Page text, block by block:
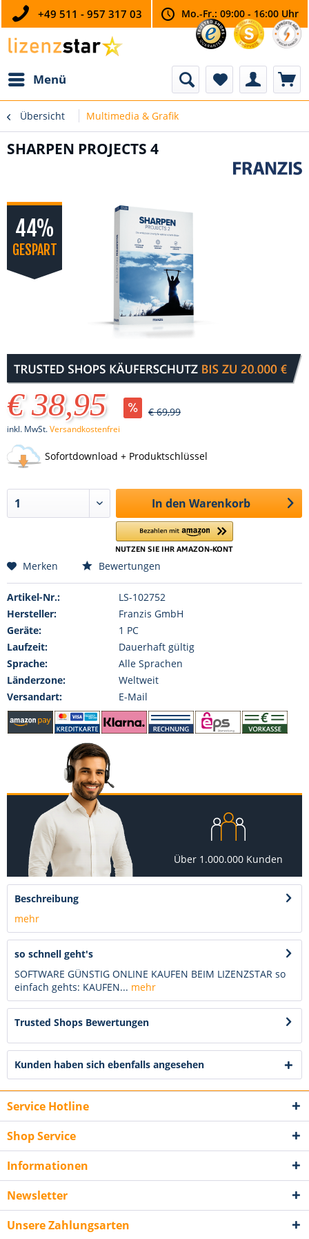
+49 511 - 957 317 03 Mo.-Fr.: 09:00 - 16:00 Uhr
Menü
Übersicht Multimedia & Grafik
SHARPEN PROJECTS 4
44%
GESPART
€ 38,95 € 69,99
inkl. MwSt.Versandkostenfrei
Sofortdownload + Produktschlüssel
In den Warenkorb
Merken Bewertungen
Artikel-Nr.:
LS-102752
Hersteller:
Franzis GmbH
Geräte:
1 PC
Laufzeit:
Dauerhaft gültig
Sprache:
Alle Sprachen
Länderzone:
Weltweit
Versandart:
E-Mail
Über 1.000.000 Kunden
Beschreibung
mehr
so schnell geht's
SOFTWARE GÜNSTIG ONLINE KAUFEN BEIM LIZENZSTAR so
einfach gehts: KAUFEN... mehr
Trusted Shops Bewertungen
Kunden haben sich ebenfalls angesehen
Service Hotline
Shop Service
Informationen
Newsletter
Unsere Zahlungsarten